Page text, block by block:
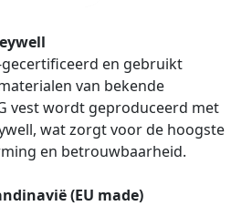
gecertificeerd en gebruikt
van bekende
vest wordt geproduceerd met
wat zorgt voor de hoogste
en betrouwbaarheid.
(EU made)